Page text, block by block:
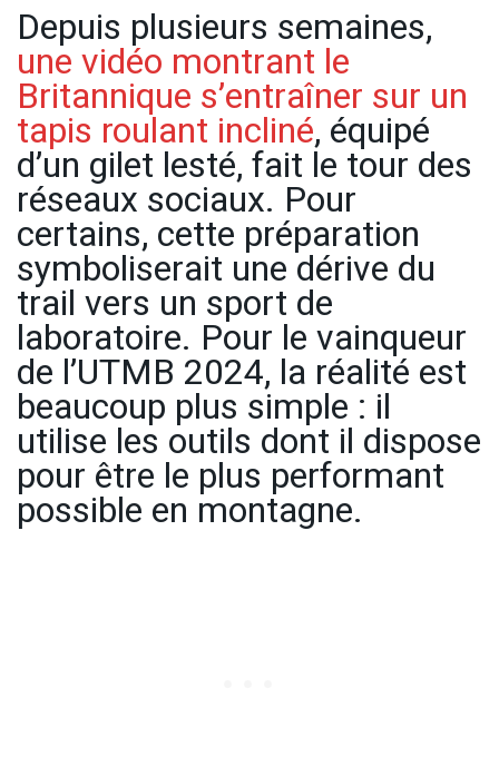
Depuis plusieurs semaines,
une vidéo montrant le
Britannique s’entraîner sur un
tapis roulant incliné, équipé
d’un gilet lesté, fait le tour des
réseaux sociaux. Pour
certains, cette préparation
symboliserait une dérive du
trail vers un sport de
laboratoire. Pour le vainqueur
de l’UTMB 2024, la réalité est
beaucoup plus simple : il
utilise les outils dont il dispose
pour être le plus performant
possible en montagne.